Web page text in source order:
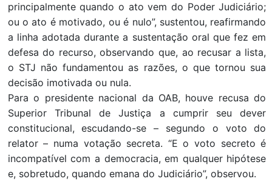
principalmente quando o ato vem do Poder Judiciário;
ou o ato é motivado, ou é nulo”, sustentou, reafirmando
a linha adotada durante a sustentação oral que fez em
defesa do recurso, observando que, ao recusar a lista,
o STJ não fundamentou as razões, o que tornou sua
decisão imotivada ou nula.
Para o presidente nacional da OAB, houve recusa do
Superior Tribunal de Justiça a cumprir seu dever
constitucional, escudando-se – segundo o voto do
relator – numa votação secreta. “E o voto secreto é
incompatível com a democracia, em qualquer hipótese
e, sobretudo, quando emana do Judiciário”, observou.